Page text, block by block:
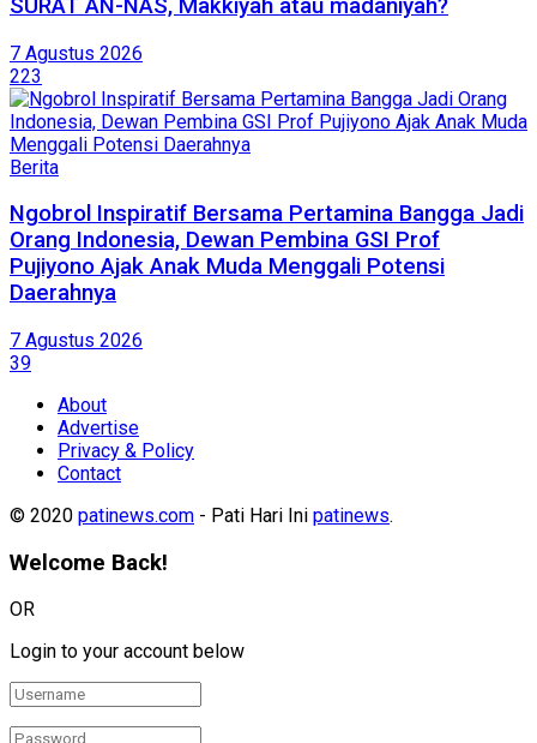
SURAT AN-NAS, Makkiyah atau madaniyah?
7 Agustus 2026
223
Berita
Ngobrol Inspiratif Bersama Pertamina Bangga Jadi
Orang Indonesia, Dewan Pembina GSI Prof
Pujiyono Ajak Anak Muda Menggali Potensi
Daerahnya
7 Agustus 2026
39
About
Advertise
Privacy & Policy
Contact
© 2020 patinews.com - Pati Hari Ini patinews.
Welcome Back!
OR
Login to your account below